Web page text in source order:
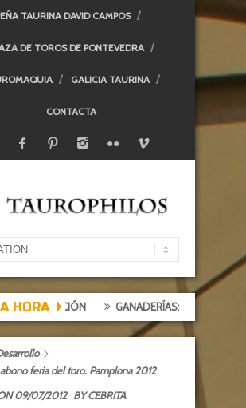
TAURINA DAVID CAMPOS
DE TOROS DE PONTEVEDRA
GALICIA TAURINA
CONTACTA
HORA
DECEPCIÓN GANADERÍAS: ALCURRUCÉN
feria del toro. Pamplona 2012
09/07/2012 BYCEBRITA